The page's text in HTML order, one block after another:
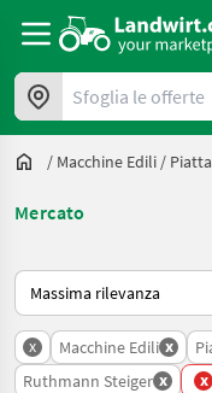
Sfoglia le offerte
/ Macchine Edili /
Mercato
Ecco come viene
x Macchine Edili x
Ruthmann Steiger x x